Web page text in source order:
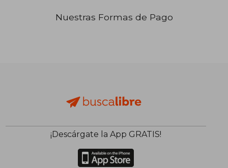
Nuestras Formas de Pago
¡Descárgate la App GRATIS!